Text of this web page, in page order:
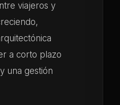
viajeros y
a corto plazo
una gestión